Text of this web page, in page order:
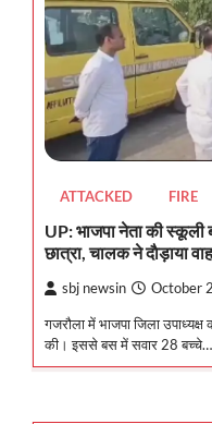
ATTACKED FIRE
UP: भाजपा नेता की
छात्रा, चालक ने दाैड़ाया
sbj newsin October
गजरौला में भाजपा जिला
की। इससे बस में सवार 28 बच्चे…